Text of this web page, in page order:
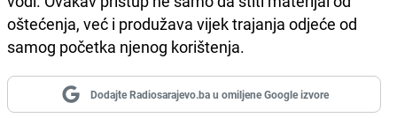
oštećenja, već i produžava vijek trajanja odjeće od
samog početka njenog korištenja.
Dodajte Radiosarajevo.ba u omiljene Google izvore